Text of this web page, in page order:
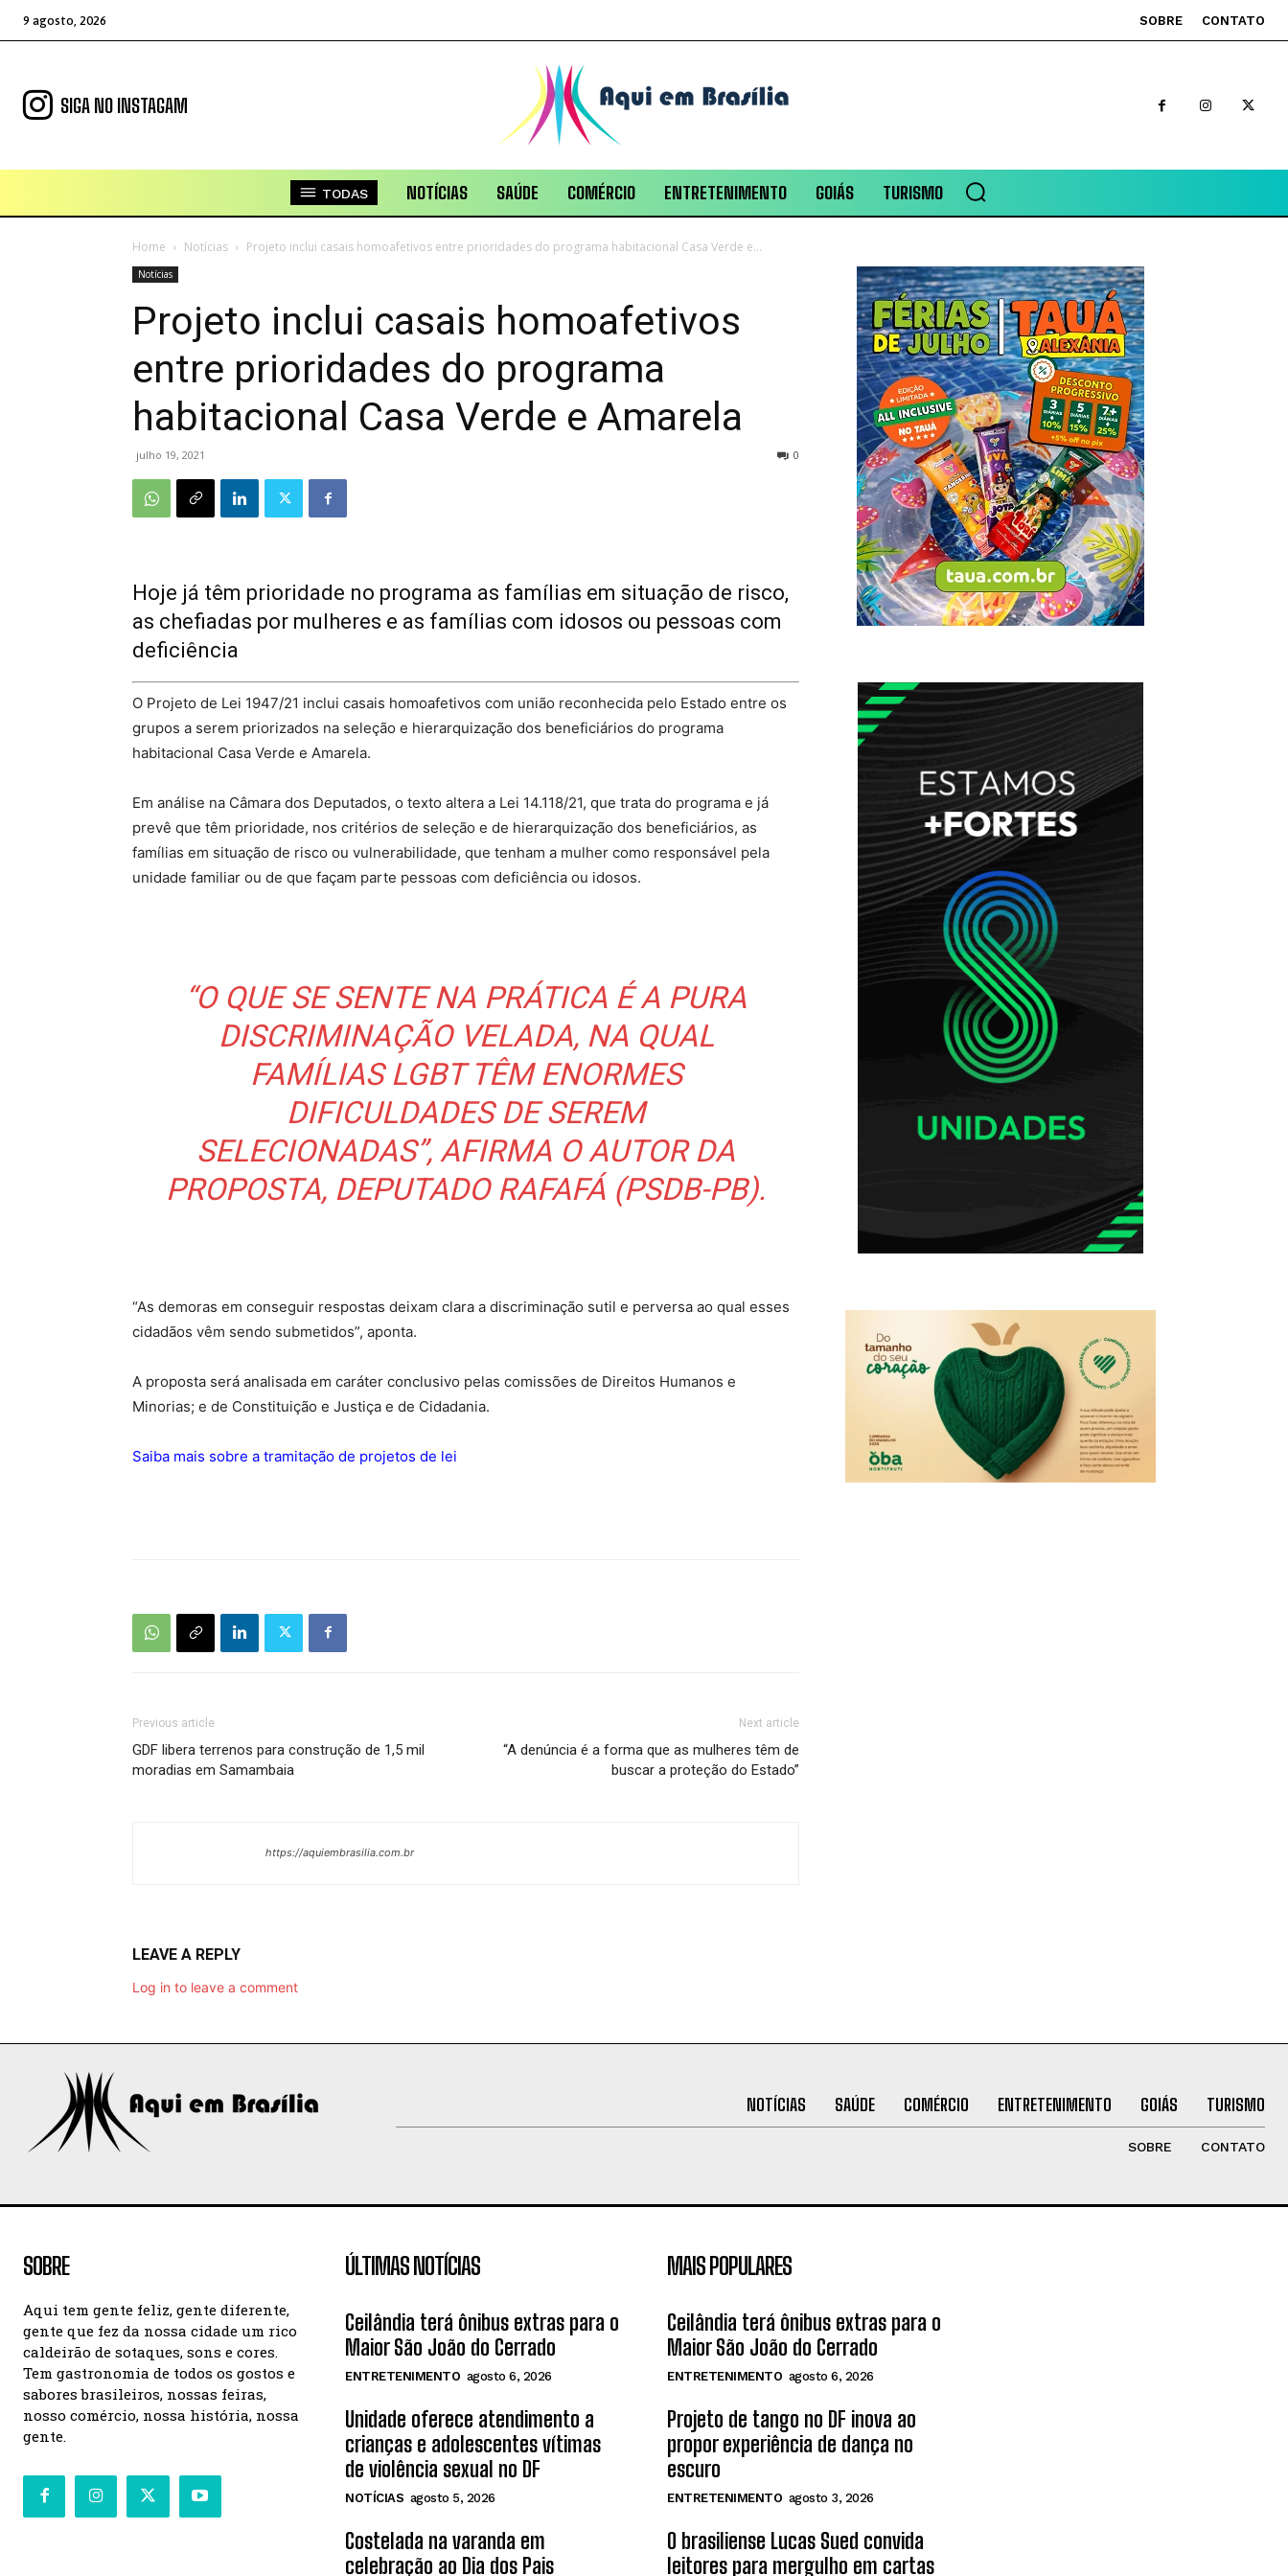
9 agosto, 2026 SOBRE CONTATO
SIGA NO INSTAGAM
TODAS NOTÍCIAS SAÚDE COMÉRCIO ENTRETENIMENTO GOIÁS TURISMO
Home Notícias Projeto inclui casais homoafetivos entre prioridades do programa habitacional Casa Verde e...
Notícias
Projeto inclui casais homoafetivos
entre prioridades do programa
habitacional Casa Verde e Amarela
julho 19, 2021 0
Hoje já têm prioridade no programa as famílias em situação de risco,
as chefiadas por mulheres e as famílias com idosos ou pessoas com
deficiência
O Projeto de Lei 1947/21 inclui casais homoafetivos com união reconhecida pelo Estado entre os
grupos a serem priorizados na seleção e hierarquização dos beneficiários do programa
habitacional Casa Verde e Amarela.
Em análise na Câmara dos Deputados, o texto altera a Lei 14.118/21, que trata do programa e já
prevê que têm prioridade, nos critérios de seleção e de hierarquização dos beneficiários, as
famílias em situação de risco ou vulnerabilidade, que tenham a mulher como responsável pela
unidade familiar ou de que façam parte pessoas com deficiência ou idosos.
“O QUE SE SENTE NA PRÁTICA É A PURA
DISCRIMINAÇÃO VELADA, NA QUAL
FAMÍLIAS LGBT TÊM ENORMES
DIFICULDADES DE SEREM
SELECIONADAS”, AFIRMA O AUTOR DA
PROPOSTA, DEPUTADO RAFAFÁ (PSDB-PB).
“As demoras em conseguir respostas deixam clara a discriminação sutil e perversa ao qual esses
cidadãos vêm sendo submetidos”, aponta.
A proposta será analisada em caráter conclusivo pelas comissões de Direitos Humanos e
Minorias; e de Constituição e Justiça e de Cidadania.
Saiba mais sobre a tramitação de projetos de lei
Previous article
GDF libera terrenos para construção de 1,5 mil
moradias em Samambaia
Next article
“A denúncia é a forma que as mulheres têm de
buscar a proteção do Estado”
https://aquiembrasilia.com.br
LEAVE A REPLY
Log in to leave a comment
NOTÍCIAS SAÚDE COMÉRCIO ENTRETENIMENTO GOIÁS TURISMO
SOBRE CONTATO
SOBRE
Aqui tem gente feliz, gente diferente,
gente que fez da nossa cidade um rico
caldeirão de sotaques, sons e cores.
Tem gastronomia de todos os gostos e
sabores brasileiros, nossas feiras,
nosso comércio, nossa história, nossa
gente.
ÚLTIMAS NOTÍCIAS
Ceilândia terá ônibus extras para o
Maior São João do Cerrado
ENTRETENIMENTO agosto 6, 2026
Unidade oferece atendimento a
crianças e adolescentes vítimas
de violência sexual no DF
NOTÍCIAS agosto 5, 2026
Costelada na varanda em
celebração ao Dia dos Pais
MAIS POPULARES
Ceilândia terá ônibus extras para o
Maior São João do Cerrado
ENTRETENIMENTO agosto 6, 2026
Projeto de tango no DF inova ao
propor experiência de dança no
escuro
ENTRETENIMENTO agosto 3, 2026
O brasiliense Lucas Sued convida
leitores para mergulho em cartas